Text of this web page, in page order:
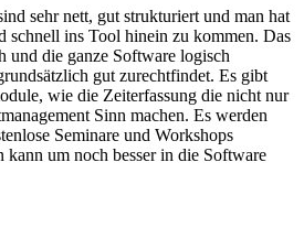
sehr nett, gut strukturiert und man hat
schnell ins Tool hinein zu kommen. Das
und die ganze Software logisch
gut zurechtfindet. Es gibt
wie die Zeiterfassung die nicht nur
Sinn machen. Es werden
Seminare und Workshops
kann um noch besser in die Software